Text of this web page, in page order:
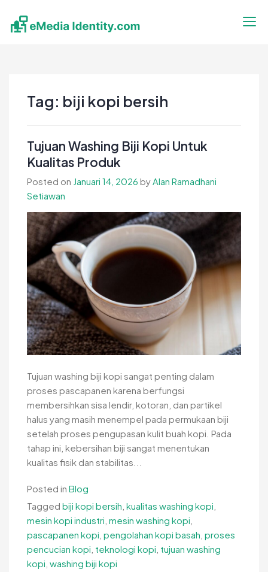
content
Tag: biji kopi bersih
Tujuan Washing Biji Kopi Untuk
Kualitas Produk
Posted on Januari 14, 2026 byAlan Ramadhani
Setiawan
Tujuan washing biji kopi sangat penting dalam
proses pascapanen karena berfungsi
membersihkan sisa lendir, kotoran, dan partikel
halus yang masih menempel pada permukaan biji
setelah proses pengupasan kulit buah kopi. Pada
tahap ini, kebersihan biji sangat menentukan
kualitas fisik dan stabilitas...
Posted in Blog
Tagged biji kopi bersih kualitas washing kopi
mesin kopi industri mesin washing kopi
pascapanen kopi pengolahan kopi basah proses
pencucian kopi teknologi kopi tujuan washing
kopi washing biji kopi